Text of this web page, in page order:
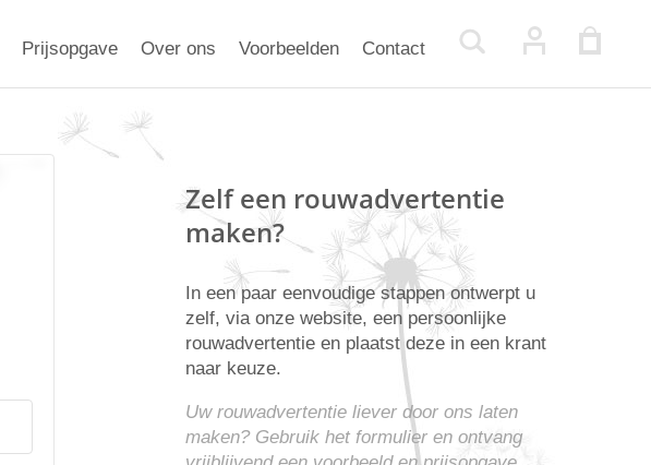
Prijsopgave Over ons Voorbeelden Contact
Zelf een rouwadvertentie
maken?
In een paar eenvoudige stappen ontwerpt u
zelf, via onze website, een persoonlijke
rouwadvertentie en plaatst deze in een krant
naar keuze.
Uw rouwadvertentie liever door ons laten
maken? Gebruik het formulier en ontvang